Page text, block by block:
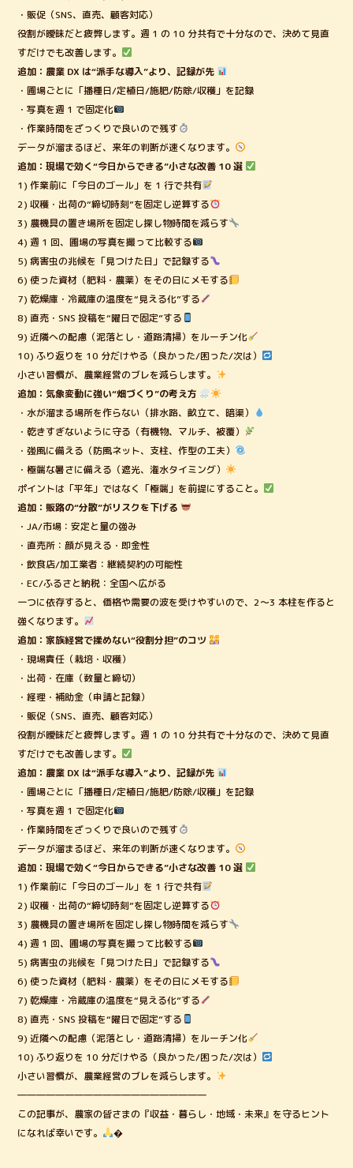
・販促（SNS、直売、顧客対応）
役割が曖昧だと疲弊します。週 1 の 10 分共有で十分なので、決めて見直
すだけでも改善します。
追加：農業 DX は“派手な導入”より、記録が先
・圃場ごとに「播種日/定植日/施肥/防除/収穫」を記録
・写真を週 1 で固定化
・作業時間をざっくりで良いので残す
データが溜まるほど、来年の判断が速くなります。
追加：現場で効く“今日からできる”小さな改善 10 選
1) 作業前に「今日のゴール」を 1 行で共有
2) 収穫・出荷の“締切時刻”を固定し逆算する
3) 農機具の置き場所を固定し探し物時間を減らす
4) 週 1 回、圃場の写真を撮って比較する
5) 病害虫の兆候を「見つけた日」で記録する
6) 使った資材（肥料・農薬）をその日にメモする
7) 乾燥庫・冷蔵庫の温度を“見える化”する
8) 直売・SNS 投稿を“曜日で固定”する
9) 近隣への配慮（泥落とし・道路清掃）をルーチン化
10) ふり返りを 10 分だけやる（良かった/困った/次は）
小さい習慣が、農業経営のブレを減らします。
追加：気象変動に強い“畑づくり”の考え方
・水が溜まる場所を作らない（排水路、畝立て、暗渠）
・乾きすぎないように守る（有機物、マルチ、被覆）
・強風に備える（防風ネット、支柱、作型の工夫）
・極端な暑さに備える（遮光、潅水タイミング）
ポイントは「平年」ではなく「極端」を前提にすること。
追加：販路の“分散”がリスクを下げる
・JA/市場：安定と量の強み
・直売所：顔が見える・即金性
・飲食店/加工業者：継続契約の可能性
・EC/ふるさと納税：全国へ広がる
一つに依存すると、価格や需要の波を受けやすいので、2〜3 本柱を作ると
強くなります。
追加：家族経営で揉めない“役割分担”のコツ
・現場責任（栽培・収穫）
・出荷・在庫（数量と締切）
・経理・補助金（申請と記録）
・販促（SNS、直売、顧客対応）
役割が曖昧だと疲弊します。週 1 の 10 分共有で十分なので、決めて見直
すだけでも改善します。
追加：農業 DX は“派手な導入”より、記録が先
・圃場ごとに「播種日/定植日/施肥/防除/収穫」を記録
・写真を週 1 で固定化
・作業時間をざっくりで良いので残す
データが溜まるほど、来年の判断が速くなります。
追加：現場で効く“今日からできる”小さな改善 10 選
1) 作業前に「今日のゴール」を 1 行で共有
2) 収穫・出荷の“締切時刻”を固定し逆算する
3) 農機具の置き場所を固定し探し物時間を減らす
4) 週 1 回、圃場の写真を撮って比較する
5) 病害虫の兆候を「見つけた日」で記録する
6) 使った資材（肥料・農薬）をその日にメモする
7) 乾燥庫・冷蔵庫の温度を“見える化”する
8) 直売・SNS 投稿を“曜日で固定”する
9) 近隣への配慮（泥落とし・道路清掃）をルーチン化
10) ふり返りを 10 分だけやる（良かった/困った/次は）
小さい習慣が、農業経営のブレを減らします。
――――――――――――――――――――
この記事が、農家の皆さまの『収益・暮らし・地域・未来』を守るヒント
になれば幸いです。
�